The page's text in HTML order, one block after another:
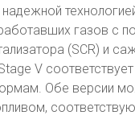
газов с
(SCR) и
V
Обе версии